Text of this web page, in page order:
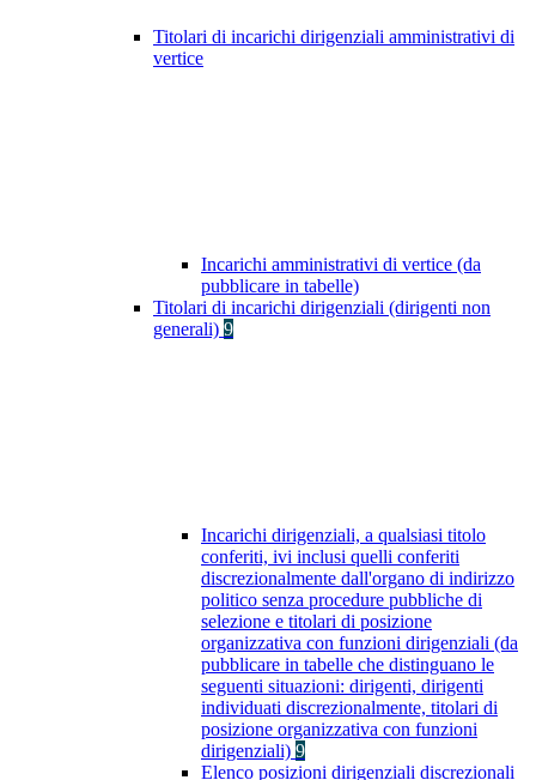
Titolari di incarichi dirigenziali amministrativi di
vertice
Incarichi amministrativi di vertice (da
pubblicare in tabelle)
Titolari di incarichi dirigenziali (dirigenti non
generali) 9
Incarichi dirigenziali, a qualsiasi titolo
conferiti, ivi inclusi quelli conferiti
discrezionalmente dall'organo di indirizzo
politico senza procedure pubbliche di
selezione e titolari di posizione
organizzativa con funzioni dirigenziali (da
pubblicare in tabelle che distinguano le
seguenti situazioni: dirigenti, dirigenti
individuati discrezionalmente, titolari di
posizione organizzativa con funzioni
dirigenziali) 9
Elenco posizioni dirigenziali discrezionali